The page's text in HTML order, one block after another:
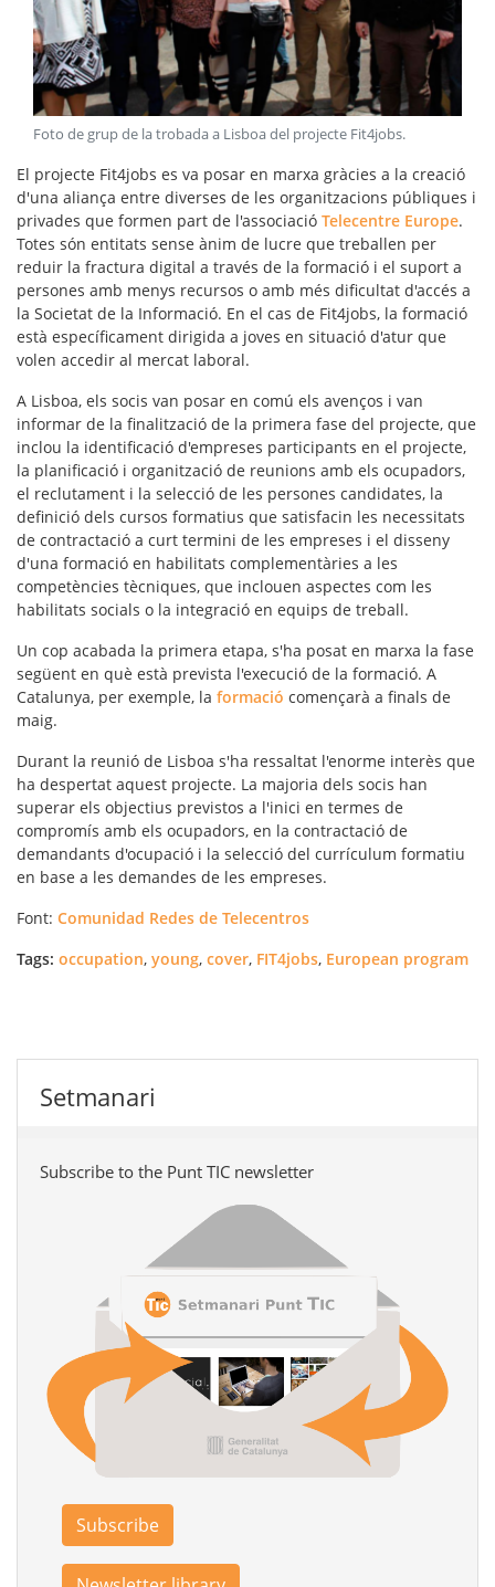
Foto de grup de la trobada a Lisboa del projecte Fit4jobs.
El projecte Fit4jobs es va posar en marxa gràcies a la creació
d'una aliança entre diverses de les organitzacions públiques i
privades que formen part de l'associació Telecentre Europe.
Totes són entitats sense ànim de lucre que treballen per
reduir la fractura digital a través de la formació i el suport a
persones amb menys recursos o amb més dificultat d'accés a
la Societat de la Informació. En el cas de Fit4jobs, la formació
està específicament dirigida a joves en situació d'atur que
volen accedir al mercat laboral.
A Lisboa, els socis van posar en comú els avenços i van
informar de la finalització de la primera fase del projecte, que
inclou la identificació d'empreses participants en el projecte,
la planificació i organització de reunions amb els ocupadors,
el reclutament i la selecció de les persones candidates, la
definició dels cursos formatius que satisfacin les necessitats
de contractació a curt termini de les empreses i el disseny
d'una formació en habilitats complementàries a les
competències tècniques, que inclouen aspectes com les
habilitats socials o la integració en equips de treball.
Un cop acabada la primera etapa, s'ha posat en marxa la fase
següent en què està prevista l'execució de la formació. A
Catalunya, per exemple, la formació començarà a finals de
maig.
Durant la reunió de Lisboa s'ha ressaltat l'enorme interès que
ha despertat aquest projecte. La majoria dels socis han
superar els objectius previstos a l'inici en termes de
compromís amb els ocupadors, en la contractació de
demandants d'ocupació i la selecció del currículum formatiu
en base a les demandes de les empreses.
Font: Comunidad Redes de Telecentros
Tags: occupation, young, cover, FIT4jobs, European program
Setmanari
Subscribe to the Punt TIC newsletter
Subscribe